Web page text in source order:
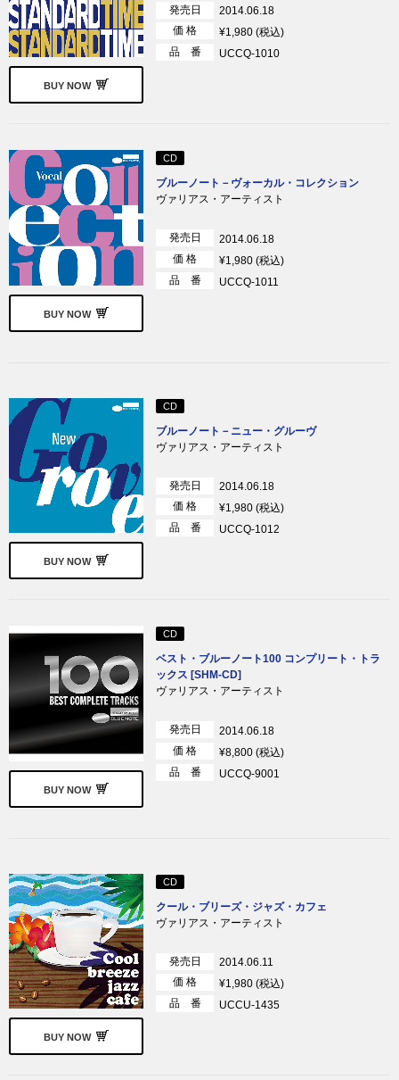
BUY NOW
発売日
2014.06.18
価 格
¥1,980 (税込)
品 番
UCCQ-1010
BUY NOW
CD
ブルーノート－ヴォーカル・コレクション
ヴァリアス・アーティスト
発売日
2014.06.18
価 格
¥1,980 (税込)
品 番
UCCQ-1011
BUY NOW
CD
ブルーノート－ニュー・グルーヴ
ヴァリアス・アーティスト
発売日
2014.06.18
価 格
¥1,980 (税込)
品 番
UCCQ-1012
BUY NOW
CD
ベスト・ブルーノート100 コンプリート・トラ
ックス [SHM-CD]
ヴァリアス・アーティスト
発売日
2014.06.18
価 格
¥8,800 (税込)
品 番
UCCQ-9001
BUY NOW
CD
クール・ブリーズ・ジャズ・カフェ
ヴァリアス・アーティスト
発売日
2014.06.11
価 格
¥1,980 (税込)
品 番
UCCU-1435